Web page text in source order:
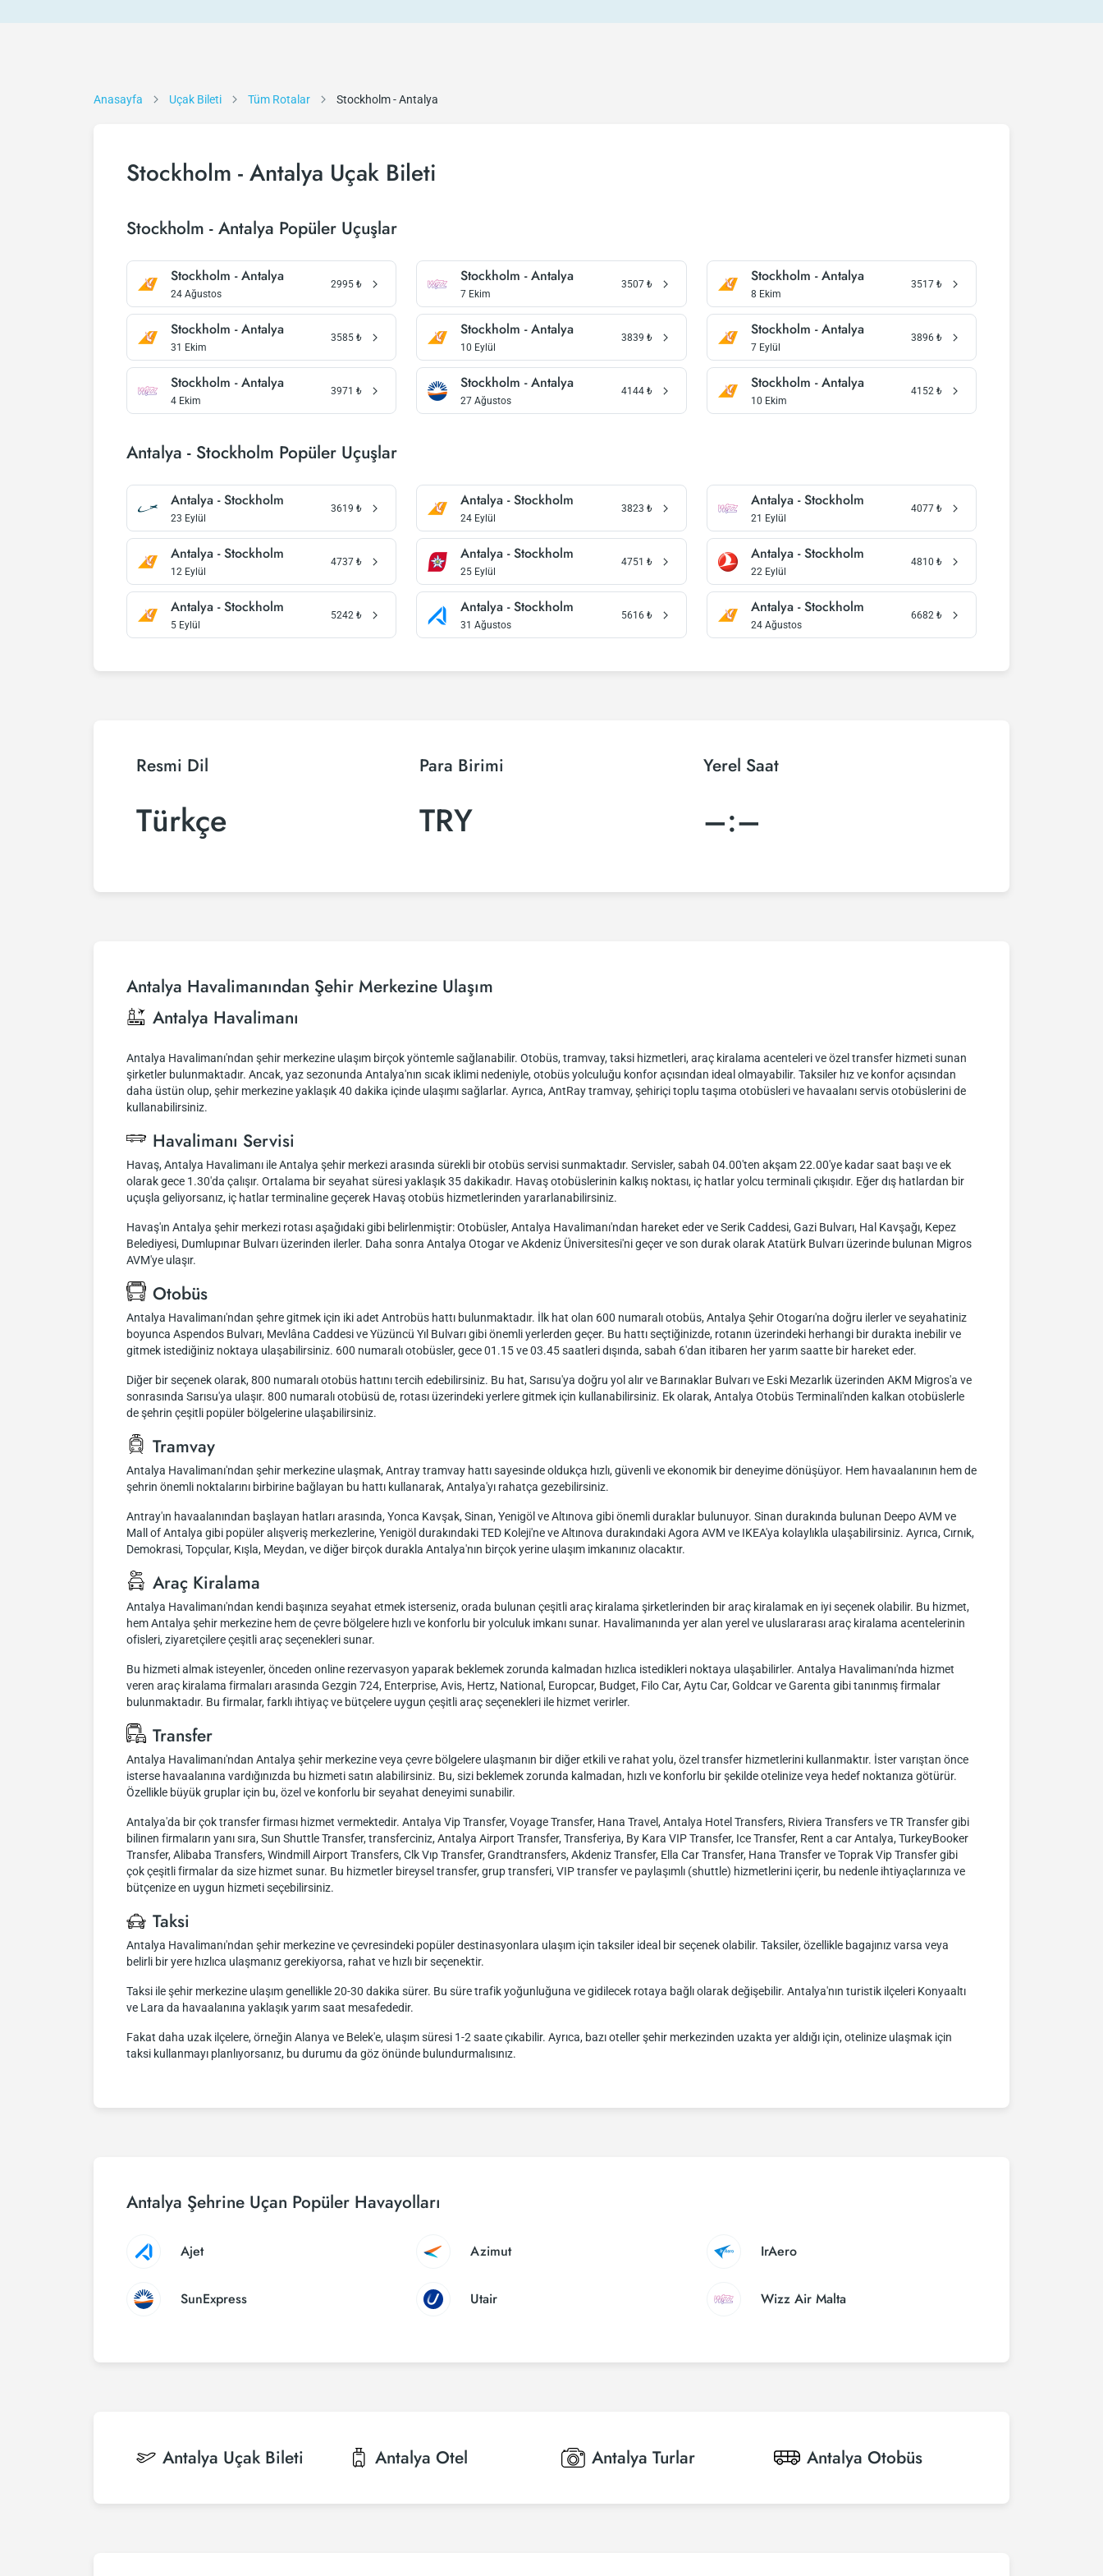
Anasayfa Uçak Bileti Tüm Rotalar Stockholm - Antalya
Stockholm - Antalya Uçak Bileti
Stockholm - Antalya Popüler Uçuşlar
Stockholm - Antalya
24 Ağustos
2995 ₺ Stockholm - Antalya
7 Ekim
3507 ₺ Stockholm - Antalya
8 Ekim
3517 ₺
Stockholm - Antalya
31 Ekim
3585 ₺ Stockholm - Antalya
10 Eylül
3839 ₺ Stockholm - Antalya
7 Eylül
3896 ₺
Stockholm - Antalya
4 Ekim
3971 ₺ Stockholm - Antalya
27 Ağustos
4144 ₺ Stockholm - Antalya
10 Ekim
4152 ₺
Antalya - Stockholm Popüler Uçuşlar
Antalya - Stockholm
23 Eylül
3619 ₺ Antalya - Stockholm
24 Eylül
3823 ₺ Antalya - Stockholm
21 Eylül
4077 ₺
Antalya - Stockholm
12 Eylül
4737 ₺ Antalya - Stockholm
25 Eylül
4751 ₺ Antalya - Stockholm
22 Eylül
4810 ₺
Antalya - Stockholm
5 Eylül
5242 ₺ Antalya - Stockholm
31 Ağustos
5616 ₺ Antalya - Stockholm
24 Ağustos
6682 ₺
Resmi Dil
Türkçe
Para Birimi
TRY
Yerel Saat
–:–
Antalya Havalimanından Şehir Merkezine Ulaşım
Antalya Havalimanı
Antalya Havalimanı'ndan şehir merkezine ulaşım birçok yöntemle sağlanabilir. Otobüs, tramvay, taksi hizmetleri, araç kiralama acenteleri ve özel transfer hizmeti sunan
şirketler bulunmaktadır. Ancak, yaz sezonunda Antalya'nın sıcak iklimi nedeniyle, otobüs yolculuğu konfor açısından ideal olmayabilir. Taksiler hız ve konfor açısından
daha üstün olup, şehir merkezine yaklaşık 40 dakika içinde ulaşımı sağlarlar. Ayrıca, AntRay tramvay, şehiriçi toplu taşıma otobüsleri ve havaalanı servis otobüslerini de
kullanabilirsiniz.
Havalimanı Servisi
Havaş, Antalya Havalimanı ile Antalya şehir merkezi arasında sürekli bir otobüs servisi sunmaktadır. Servisler, sabah 04.00'ten akşam 22.00'ye kadar saat başı ve ek
olarak gece 1.30'da çalışır. Ortalama bir seyahat süresi yaklaşık 35 dakikadır. Havaş otobüslerinin kalkış noktası, iç hatlar yolcu terminali çıkışıdır. Eğer dış hatlardan bir
uçuşla geliyorsanız, iç hatlar terminaline geçerek Havaş otobüs hizmetlerinden yararlanabilirsiniz.
Havaş'ın Antalya şehir merkezi rotası aşağıdaki gibi belirlenmiştir: Otobüsler, Antalya Havalimanı'ndan hareket eder ve Serik Caddesi, Gazi Bulvarı, Hal Kavşağı, Kepez
Belediyesi, Dumlupınar Bulvarı üzerinden ilerler. Daha sonra Antalya Otogar ve Akdeniz Üniversitesi'ni geçer ve son durak olarak Atatürk Bulvarı üzerinde bulunan Migros
AVM'ye ulaşır.
Otobüs
Antalya Havalimanı'ndan şehre gitmek için iki adet Antrobüs hattı bulunmaktadır. İlk hat olan 600 numaralı otobüs, Antalya Şehir Otogarı'na doğru ilerler ve seyahatiniz
boyunca Aspendos Bulvarı, Mevlâna Caddesi ve Yüzüncü Yıl Bulvarı gibi önemli yerlerden geçer. Bu hattı seçtiğinizde, rotanın üzerindeki herhangi bir durakta inebilir ve
gitmek istediğiniz noktaya ulaşabilirsiniz. 600 numaralı otobüsler, gece 01.15 ve 03.45 saatleri dışında, sabah 6'dan itibaren her yarım saatte bir hareket eder.
Diğer bir seçenek olarak, 800 numaralı otobüs hattını tercih edebilirsiniz. Bu hat, Sarısu'ya doğru yol alır ve Barınaklar Bulvarı ve Eski Mezarlık üzerinden AKM Migros'a ve
sonrasında Sarısu'ya ulaşır. 800 numaralı otobüsü de, rotası üzerindeki yerlere gitmek için kullanabilirsiniz. Ek olarak, Antalya Otobüs Terminali'nden kalkan otobüslerle
de şehrin çeşitli popüler bölgelerine ulaşabilirsiniz.
Tramvay
Antalya Havalimanı'ndan şehir merkezine ulaşmak, Antray tramvay hattı sayesinde oldukça hızlı, güvenli ve ekonomik bir deneyime dönüşüyor. Hem havaalanının hem de
şehrin önemli noktalarını birbirine bağlayan bu hattı kullanarak, Antalya'yı rahatça gezebilirsiniz.
Antray'ın havaalanından başlayan hatları arasında, Yonca Kavşak, Sinan, Yenigöl ve Altınova gibi önemli duraklar bulunuyor. Sinan durakında bulunan Deepo AVM ve
Mall of Antalya gibi popüler alışveriş merkezlerine, Yenigöl durakındaki TED Koleji'ne ve Altınova durakındaki Agora AVM ve IKEA'ya kolaylıkla ulaşabilirsiniz. Ayrıca, Cırnık,
Demokrasi, Topçular, Kışla, Meydan, ve diğer birçok durakla Antalya'nın birçok yerine ulaşım imkanınız olacaktır.
Araç Kiralama
Antalya Havalimanı'ndan kendi başınıza seyahat etmek isterseniz, orada bulunan çeşitli araç kiralama şirketlerinden bir araç kiralamak en iyi seçenek olabilir. Bu hizmet,
hem Antalya şehir merkezine hem de çevre bölgelere hızlı ve konforlu bir yolculuk imkanı sunar. Havalimanında yer alan yerel ve uluslararası araç kiralama acentelerinin
ofisleri, ziyaretçilere çeşitli araç seçenekleri sunar.
Bu hizmeti almak isteyenler, önceden online rezervasyon yaparak beklemek zorunda kalmadan hızlıca istedikleri noktaya ulaşabilirler. Antalya Havalimanı'nda hizmet
veren araç kiralama firmaları arasında Gezgin 724, Enterprise, Avis, Hertz, National, Europcar, Budget, Filo Car, Aytu Car, Goldcar ve Garenta gibi tanınmış firmalar
bulunmaktadır. Bu firmalar, farklı ihtiyaç ve bütçelere uygun çeşitli araç seçenekleri ile hizmet verirler.
Transfer
Antalya Havalimanı'ndan Antalya şehir merkezine veya çevre bölgelere ulaşmanın bir diğer etkili ve rahat yolu, özel transfer hizmetlerini kullanmaktır. İster varıştan önce
isterse havaalanına vardığınızda bu hizmeti satın alabilirsiniz. Bu, sizi beklemek zorunda kalmadan, hızlı ve konforlu bir şekilde otelinize veya hedef noktanıza götürür.
Özellikle büyük gruplar için bu, özel ve konforlu bir seyahat deneyimi sunabilir.
Antalya'da bir çok transfer firması hizmet vermektedir. Antalya Vip Transfer, Voyage Transfer, Hana Travel, Antalya Hotel Transfers, Riviera Transfers ve TR Transfer gibi
bilinen firmaların yanı sıra, Sun Shuttle Transfer, transferciniz, Antalya Airport Transfer, Transferiya, By Kara VIP Transfer, Ice Transfer, Rent a car Antalya, TurkeyBooker
Transfer, Alibaba Transfers, Windmill Airport Transfers, Clk Vıp Transfer, Grandtransfers, Akdeniz Transfer, Ella Car Transfer, Hana Transfer ve Toprak Vip Transfer gibi
çok çeşitli firmalar da size hizmet sunar. Bu hizmetler bireysel transfer, grup transferi, VIP transfer ve paylaşımlı (shuttle) hizmetlerini içerir, bu nedenle ihtiyaçlarınıza ve
bütçenize en uygun hizmeti seçebilirsiniz.
Taksi
Antalya Havalimanı'ndan şehir merkezine ve çevresindeki popüler destinasyonlara ulaşım için taksiler ideal bir seçenek olabilir. Taksiler, özellikle bagajınız varsa veya
belirli bir yere hızlıca ulaşmanız gerekiyorsa, rahat ve hızlı bir seçenektir.
Taksi ile şehir merkezine ulaşım genellikle 20-30 dakika sürer. Bu süre trafik yoğunluğuna ve gidilecek rotaya bağlı olarak değişebilir. Antalya'nın turistik ilçeleri Konyaaltı
ve Lara da havaalanına yaklaşık yarım saat mesafededir.
Fakat daha uzak ilçelere, örneğin Alanya ve Belek'e, ulaşım süresi 1-2 saate çıkabilir. Ayrıca, bazı oteller şehir merkezinden uzakta yer aldığı için, otelinize ulaşmak için
taksi kullanmayı planlıyorsanız, bu durumu da göz önünde bulundurmalısınız.
Antalya Şehrine Uçan Popüler Havayolları
Ajet Azimut IrAero
SunExpress Utair Wizz Air Malta
Antalya Uçak Bileti Antalya Otel Antalya Turlar Antalya Otobüs